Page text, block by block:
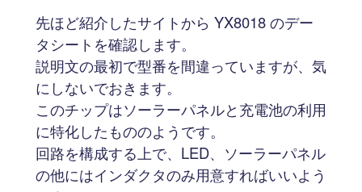
先ほど紹介したサイトから YX8018 のデー
タシートを確認します。
説明文の最初で型番を間違っていますが、気
にしないでおきます。
このチップはソーラーパネルと充電池の利用
に特化したもののようです。
回路を構成する上で、LED、ソーラーパネル
の他にはインダクタのみ用意すればいいよう